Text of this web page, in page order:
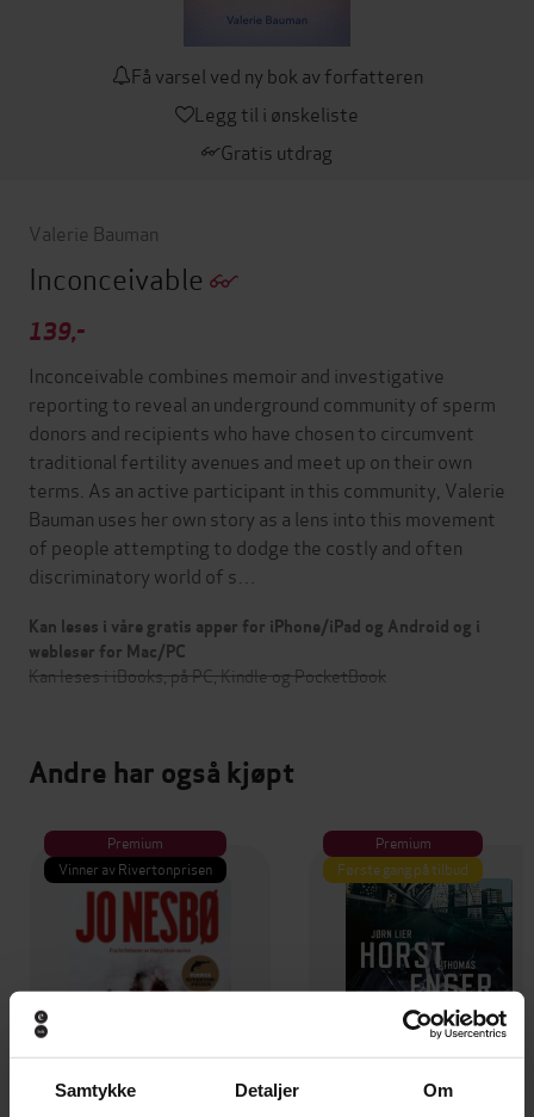
Samtykke Detaljer Om
Få varsel ved ny bok av forfatteren
Legg til i ønskeliste
Gratis utdrag
Valerie Bauman
Inconceivable
139,-
Inconceivable combines memoir and investigative
reporting to reveal an underground community of sperm
donors and recipients who have chosen to circumvent
traditional fertility avenues and meet up on their own
terms. As an active participant in this community, Valerie
Bauman uses her own story as a lens into this movement
of people attempting to dodge the costly and often
discriminatory world of s…
Kan leses i våre gratis apper for iPhone/iPad og Android og i
webleser for Mac/PC
Kan leses i iBooks, på PC, Kindle og PocketBook
Andre har også kjøpt
Premium
Vinner av Rivertonprisen
Premium
Første gang på tilbud